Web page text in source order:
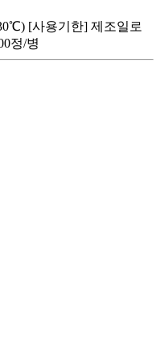
[사용기한] 제조일로
정/병